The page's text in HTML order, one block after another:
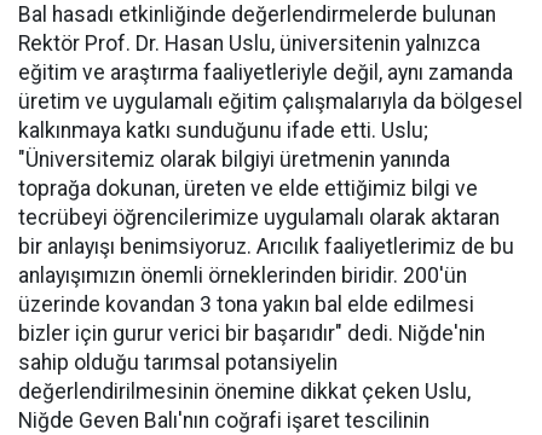
Bal hasadı etkinliğinde değerlendirmelerde bulunan
Rektör Prof. Dr. Hasan Uslu, üniversitenin yalnızca
eğitim ve araştırma faaliyetleriyle değil, aynı zamanda
üretim ve uygulamalı eğitim çalışmalarıyla da bölgesel
kalkınmaya katkı sunduğunu ifade etti. Uslu;
"Üniversitemiz olarak bilgiyi üretmenin yanında
toprağa dokunan, üreten ve elde ettiğimiz bilgi ve
tecrübeyi öğrencilerimize uygulamalı olarak aktaran
bir anlayışı benimsiyoruz. Arıcılık faaliyetlerimiz de bu
anlayışımızın önemli örneklerinden biridir. 200'ün
üzerinde kovandan 3 tona yakın bal elde edilmesi
bizler için gurur verici bir başarıdır" dedi. Niğde'nin
sahip olduğu tarımsal potansiyelin
değerlendirilmesinin önemine dikkat çeken Uslu,
Niğde Geven Balı'nın coğrafi işaret tescilinin